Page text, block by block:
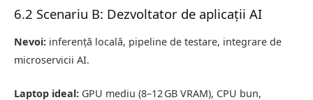
6.2 Scenariu B: Dezvoltator de aplicații AI
Nevoi: inferență locală, pipeline de testare, integrare de
microservicii AI.
Laptop ideal: GPU mediu (8–12 GB VRAM), CPU bun,